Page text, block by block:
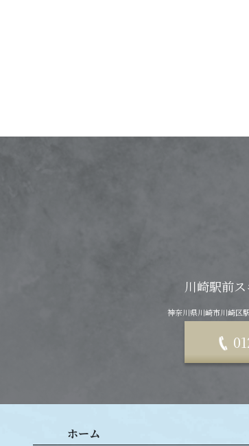
川崎駅前
神奈川県川崎市川崎区
ホーム